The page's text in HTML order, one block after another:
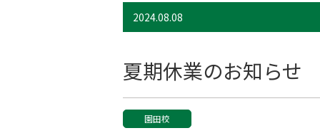
2024.08.08
夏期休業のお知らせ
園田校